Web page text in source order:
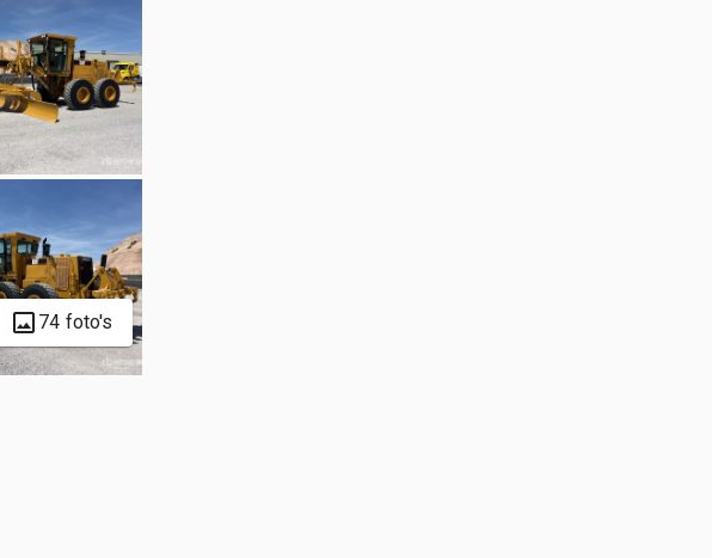
74 foto's